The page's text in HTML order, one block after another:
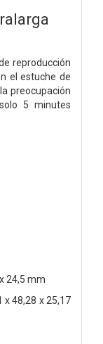
reproducción
el estuche de
preocupación
5 minutes
24,5 mm
x 48,28 x 25,17